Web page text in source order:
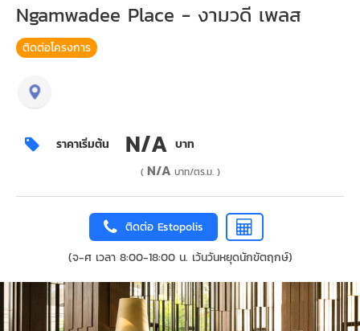
Ngamwadee Place - งามวดี เพลส
ติดต่อโครงการ
ราคาเริ่มต้น N/A บาท
( N/A บาท/ตร.ม. )
ติดต่อ Estopolis
(จ-ศ เวลา 8:00-18:00 น. เว้นวันหยุดนักขัตฤกษ์)